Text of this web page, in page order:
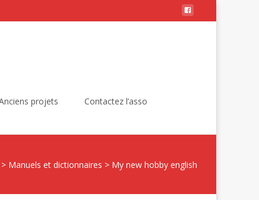
projets Contactez l’asso
> Manuels et dictionnaires > My new hobby english